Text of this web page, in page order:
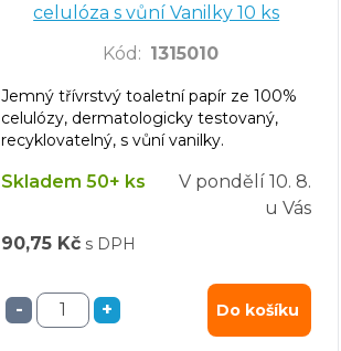
celulóza s vůní Vanilky 10 ks
Kód : 1315010
Jemný třívrstvý toaletní papír ze 100%
celulózy, dermatologicky testovaný,
recyklovatelný, s vůní vanilky.
Skladem 50+ ks V pondělí 10. 8.
u Vás
90,75 Kč s DPH
- + Do košíku